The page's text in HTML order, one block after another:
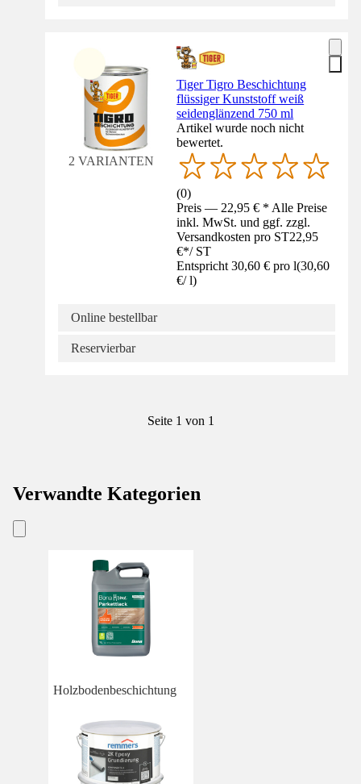
2 VARIANTEN
Tiger Tigro Beschichtung
flüssiger Kunststoff weiß
seidenglänzend 750 ml
Artikel wurde noch nicht
bewertet.
(0)
Preis — 22,95 € * Alle Preise
inkl. MwSt. und ggf. zzgl.
Versandkosten pro ST22,95
€*/ ST
Entspricht 30,60 € pro l(30,60
€/ l)
Online bestellbar
Reservierbar
Seite 1 von 1
Verwandte Kategorien
Holzbodenbeschichtung